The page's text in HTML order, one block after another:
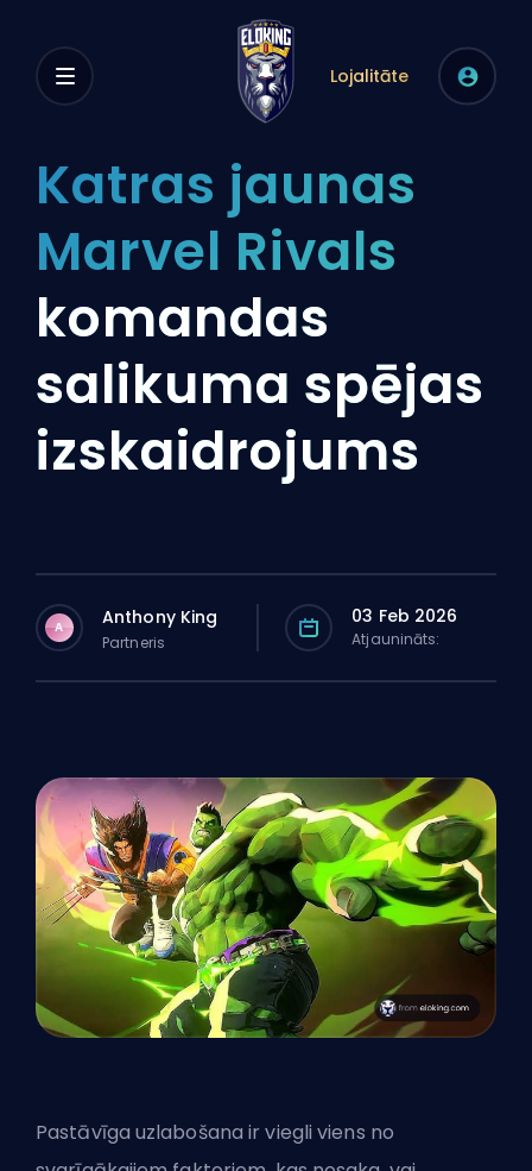
Lojalitāte
Katras jaunas
Marvel Rivals
komandas
salikuma spējas
izskaidrojums
A Anthony King
Partneris
03 Feb 2026
Atjaunināts:
Pastāvīga uzlabošana ir viegli viens no